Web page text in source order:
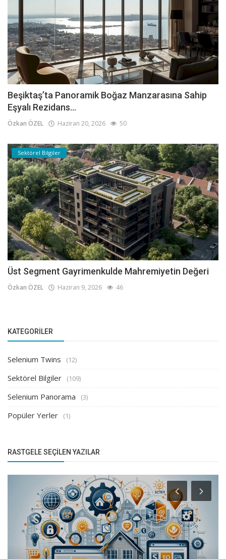
Beşiktaş’ta Panoramik Boğaz Manzarasına Sahip
Eşyalı Rezidans...
Özkan ÖZEL Haziran 20, 2026 50
Sektörel Bilgiler
Üst Segment Gayrimenkulde Mahremiyetin Değeri
Özkan ÖZEL Haziran 9, 2026 46
KATEGORILER
Selenium Twins (12)
Sektörel Bilgiler (109)
Selenium Panorama (3)
Popüler Yerler (1)
RASTGELE SEÇILEN YAZILAR